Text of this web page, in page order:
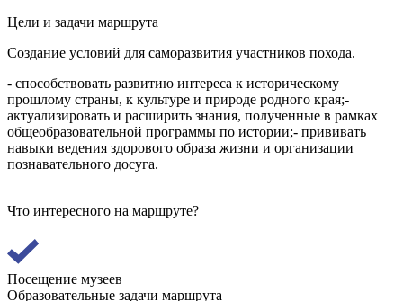
Цели и задачи маршрута
Создание условий для саморазвития участников похода.
- способствовать развитию интереса к историческому
прошлому страны, к культуре и природе родного края;-
актуализировать и расширить знания, полученные в рамках
общеобразовательной программы по истории;- прививать
навыки ведения здорового образа жизни и организации
познавательного досуга.
Что интересного на маршруте?
Посещение музеев
Образовательные задачи маршрута